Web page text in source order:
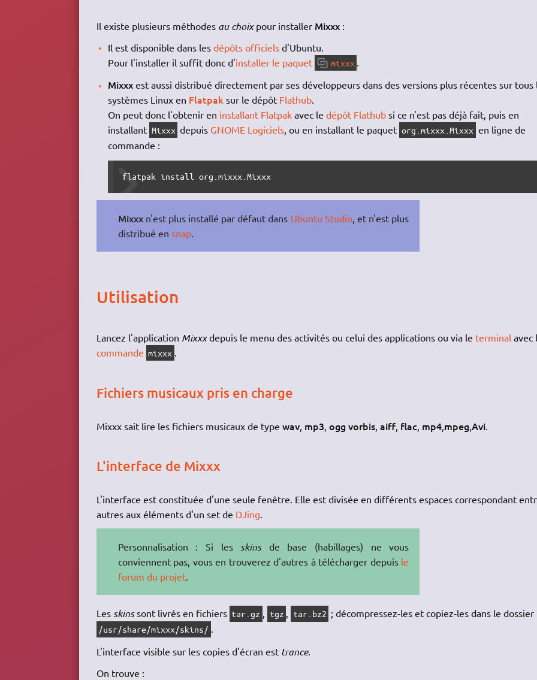
Il existe plusieurs méthodes au choixpour installer Mixxx:
Il est disponible dans lesdépôts officiels d'Ubuntu.
Pour l'installer il suffit donc d'installer le paquet mixxx
Mixxx est aussi distribué directement par ses développeurs dans des versions plus récentes sur tous
systèmes Linux en Flatpak sur le dépôt Flathub.
On peut donc l'obtenir en installant Flatpak avec ledépôt Flathub si ce n'est pas déjà fait, puis en
installant Mixxx depuis GNOME Logiciels, ou en installant le paquet org.mixxx.Mixxx en ligne de
commande :
flatpak install org.mixxx.Mixxx
Mixxxn'est plus installé par défaut dans Ubuntu Studio, et n'est plus
distribué en snap.
Utilisation
Lancez l'application Mixxxdepuis le menu des activités ou celui des applications ou via le terminalavec
commande mixxx .
Fichiers musicaux pris en charge
Mixxx sait lire les fichiers musicaux de type wav, mp3, ogg vorbis, aiff, flac, mp4,mpeg,Avi.
L'interface de Mixxx
L'interface est constituée d'une seule fenêtre. Elle est divisée en différents espaces correspondant
autres aux éléments d'un set de DJing.
Personnalisation : Si les skinsde base (habillages) ne vous
conviennent pas, vous en trouverez d'autres à télécharger depuis le
forum du projet.
Les skinssont livrés en fichiers tar.gz , tgz , tar.bz2 ; décompressez-les et copiez-les dans le dossier
/usr/share/mixxx/skins/ .
L'interface visible sur les copies d'écran est trance.
On trouve :